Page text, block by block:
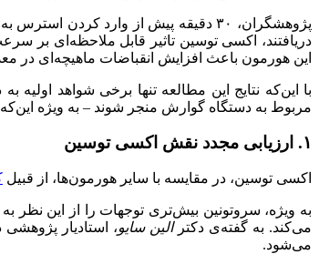
پژوهشگران، ۳۰ دقیقه پیش از وارد کردن استرس به موش‌ها، به یک گروه از آن‌ها (گروه کنترل)
دریافتند، اکسی توسین تاثیر قابل ملاحظه‌ای بر
این هورمون باعث افزایش انقباضات ماهیچه‌ای در
با این‌که نتایج این مطالعه تنها برخی شواهد
مربوط به دستگاه گوارش منجر شوند – به ویژه‌
۱. ارزیابی مجدد نقش اکسی توسین
اکسی توسین، در مقایسه با سایر هورمون‌ها، از قبیل
به ویژه، سروتونین بیش‌تری توجهات را از این
می‌کند. به گفته‌ی دکترالین سایو، استادیار
می‌شود.